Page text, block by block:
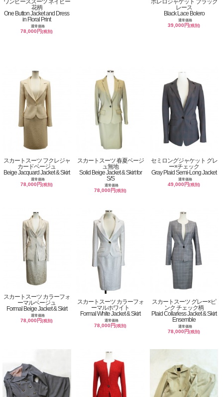
ワンピーススーツ ネイビー
花柄
One Button Jacket and Dress
in Floral Print
通常価格
78,000円(税別)
ボレロジャケット ブラック
レース
Black Lace Bolero
通常価格
39,000円(税別)
スカートスーツ フクレジャ
カードベージュ
Beige Jacquard Jacket & Skirt
通常価格
78,000円(税別)
スカートスーツ 春夏ベージ
ュ無地
Solid Beige Jacket & Skirt for
S/S
通常価格
78,000円(税別)
セミロングジャケット グレ
ー×チェック
Gray Plaid Semi-Long Jacket
通常価格
49,000円(税別)
スカートスーツ カラーフォ
ーマルベージュ
Formal Beige Jacket & Skirt
通常価格
78,000円(税別)
スカートスーツ カラーフォ
ーマルホワイト
Formal White Jacket & Skirt
通常価格
78,000円(税別)
スカートスーツ グレー×ピ
ンク チェック柄
Plaid Collarless Jacket & Skirt
Ensemble
通常価格
78,000円(税別)